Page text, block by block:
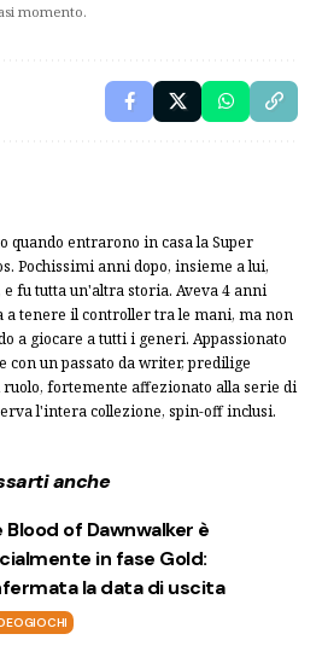
momento.
quando entrarono in casa la Super
Pochissimi anni dopo, insieme a lui,
fu tutta un'altra storia. Aveva 4 anni
a tenere il controller tra le mani, ma non
a giocare a tutti i generi. Appassionato
con un passato da writer, predilige
fortemente affezionato alla serie di
l'intera collezione, spin-off inclusi.
anche
Blood of Dawnwalker è
in fase Gold:
la data di uscita